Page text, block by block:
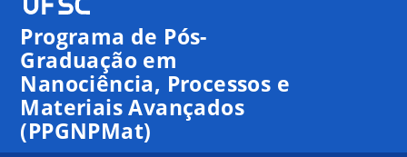
Programa de Pós-
Graduação em
Nanociência, Processos e
Materiais Avançados
(PPGNPMat)